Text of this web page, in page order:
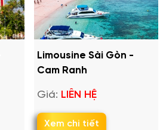
Limousine Sài Gòn -
Cam Ranh
Giá: LIÊN HỆ
Xem chi tiết